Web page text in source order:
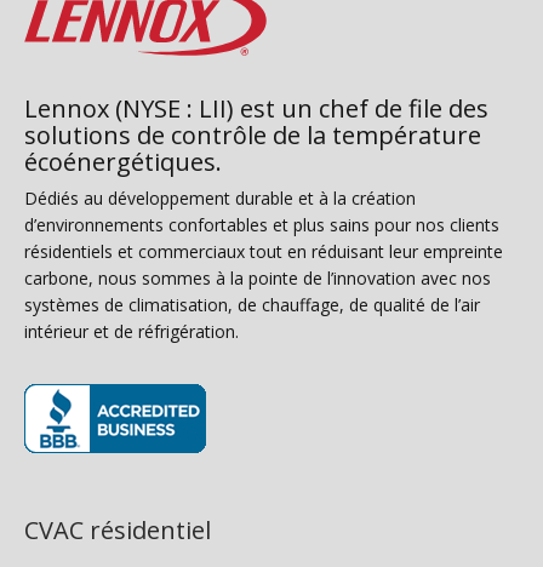
Lennox (NYSE : LII) est un chef de file des
solutions de contrôle de la température
écoénergétiques.
Dédiés au développement durable et à la création
d’environnements confortables et plus sains pour nos clients
résidentiels et commerciaux tout en réduisant leur empreinte
carbone, nous sommes à la pointe de l’innovation avec nos
systèmes de climatisation, de chauffage, de qualité de l’air
intérieur et de réfrigération.
CVAC résidentiel